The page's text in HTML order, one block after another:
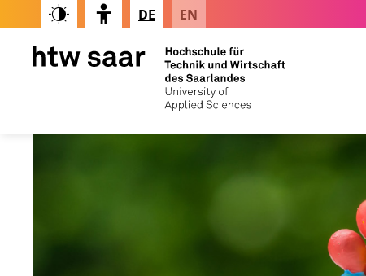
DE EN